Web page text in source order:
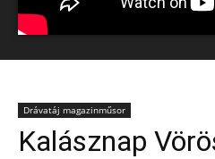
Drávatáj magazinműsor
Kalásznap